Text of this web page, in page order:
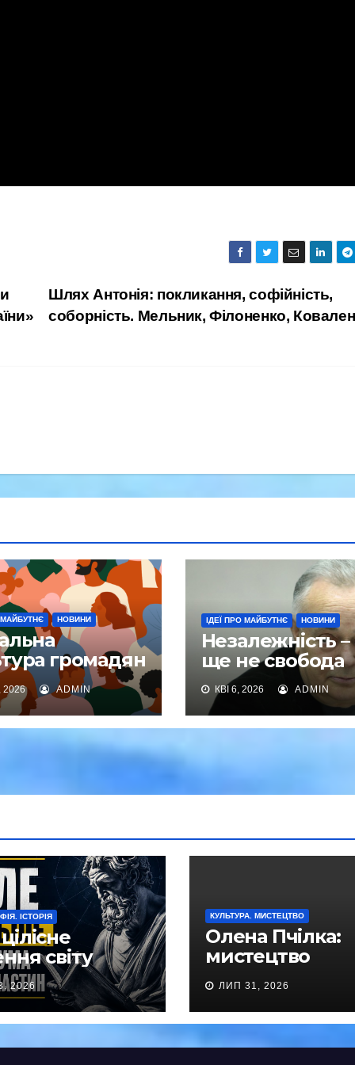
Шлях Антонія: покликання, софійність,
соборність. Мельник, Філоненко,
МАЙБУТНЄ НОВИНИ
громадян
2026 ADMIN
ІДЕЇ ПРО МАЙБУТНЄ НОВИНИ
Незалежність
ще не свобода
КВІ 6, 2026 ADMIN
ІСТОРІЯ
світу
2026
КУЛЬТУРА. МИСТЕЦТВО
Олена Пчілка:
мистецтво
прямостояння
ЛИП 31, 2026